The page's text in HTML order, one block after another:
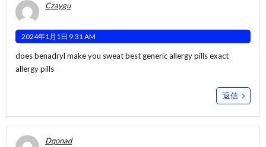
Czaygu
2024年1月1日 9:31 AM
does benadryl make you sweatbest generic allergy pillsexact
allergy pills
返信
Dqonad